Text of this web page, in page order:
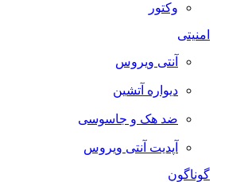
وکتور
آنتی ویروس
دیواره آتشین
ضد هک و جاسوسی
آپدیت آنتی ویروس
گوناگون